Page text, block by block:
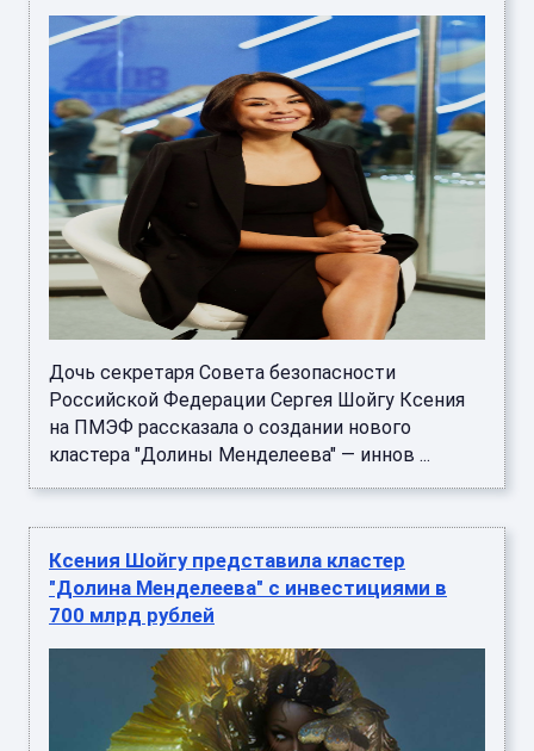
Дочь секретаря Совета безопасности
Российской Федерации Сергея Шойгу Ксения
на ПМЭФ рассказала о создании нового
кластера "Долины Менделеева" — иннов ...
Ксения Шойгу представила кластер
"Долина Менделеева" с инвестициями в
700 млрд рублей